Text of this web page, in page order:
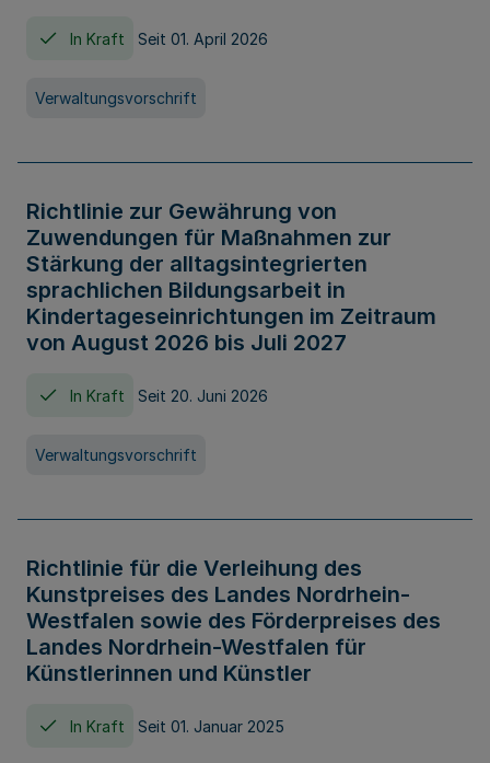
In Kraft Seit 01. April 2026
Verwaltungsvorschrift
Richtlinie zur Gewährung von
Zuwendungen für Maßnahmen zur
Stärkung der alltagsintegrierten
sprachlichen Bildungsarbeit in
Kindertageseinrichtungen im Zeitraum
von August 2026 bis Juli 2027
In Kraft Seit 20. Juni 2026
Verwaltungsvorschrift
Richtlinie für die Verleihung des
Kunstpreises des Landes Nordrhein-
Westfalen sowie des Förderpreises des
Landes Nordrhein-Westfalen für
Künstlerinnen und Künstler
In Kraft Seit 01. Januar 2025